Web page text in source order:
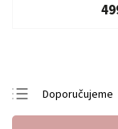
Doporučujeme
Nejlevnější